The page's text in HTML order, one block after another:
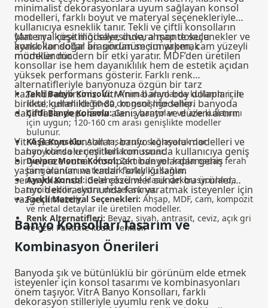
minimalist dekorasyonlara uyum sağlayan konsol
modelleri, farklı boyut ve materyal seçenekleriyle
kullanıcıya esneklik tanır. Tekli ve çiftli konsolların
yanı sıra köşe modeller, duvara monte seçenekler ve
ayaklı konsollar arasından seçim yapmak
mümkündür.
Materyal çeşitliliği sayesinde, ahşap dokulu
konsollar doğal bir görünüm sunarken, cam yüzeyli
modeller modern bir etki yaratır. MDF’den üretilen
konsollar ise hem dayanıklılık hem de estetik açıdan
yüksek performans gösterir. Farklı renk
alternatifleriyle banyonuza özgün bir tarz
kazandırabilirsiniz. VitrA’nınbanyo boy dolaplarıile
birlikte kullanıldığında, konsol modelleri banyoda
daha fazla depolama alanı yaratır ve düzeni artırır.
Tekli Banyo Konsolu:Minimal alanlarda kullanım için
ideal; genellikle 60-80 cm genişliğe sahip.
Çiftli Banyo Konsolu:Geniş banyolar ve aile kullanımı
için uygun; 120-160 cm arası genişlikte modeller
bulunur.
Köşe Konsolu:Alan tasarrufu sağlayarak dar
banyolarda verimli kullanım sunar.
Duvara Monte Konsol:Zeminde yer kaplamadan ferah
bir görünüm ve temizlik kolaylığı sağlar.
Ayaklı Konsol:Geleneksel ve klasik dekorasyonlarda
tercih edilir, ekstra destek sunar.
Farklı Materyal Seçenekleri: Ahşap, MDF, cam, kompozit
ve metal detaylar ile üretilen modeller.
Renk Alternatifleri: Beyaz, siyah, antrasit, ceviz, açık gri
ve özel Pantone kodlu renkler.
VitrA Banyo Konsolları, banyo konsolu modelleri ve
banyo konsolu çeşitleri konusunda kullanıcıya geniş
bir yelpaze sunar. Kompakt banyolardan geniş
yaşam alanlarına kadar farklı kullanım
senaryolarında ideal çözümler sunan bu ürünler,
banyo dekorasyonunda fark yaratmak isteyenler için
vazgeçilmezdir.
---
Banyo Konsolları Tasarım ve
Kombinasyon Önerileri
Banyoda şık ve bütünlüklü bir görünüm elde etmek
isteyenler için konsol tasarımı ve kombinasyonları
önem taşıyor. VitrA Banyo Konsolları, farklı
dekorasyon stilleriyle uyumlu renk ve doku